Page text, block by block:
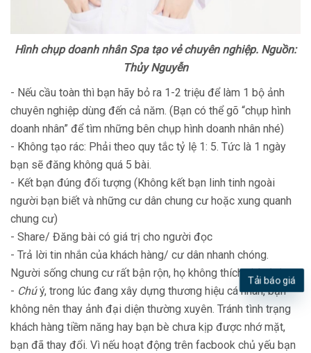
Hình chụp doanh nhân Spa tạo vẻ chuyên nghiệp. Nguồn:
Thủy Nguyễn
- Nếu cầu toàn thì bạn hãy bỏ ra 1-2 triệu để làm 1 bộ ảnh
chuyên nghiệp dùng đến cả năm. (Bạn có thể gõ “chụp hình
doanh nhân” để tìm những bên chụp hình doanh nhân nhé)
- Không tạo rác: Phải theo quy tắc tỷ lệ 1: 5. Tức là 1 ngày
bạn sẽ đăng không quá 5 bài.
- Kết bạn đúng đối tượng (Không kết bạn linh tinh ngoài
người bạn biết và những cư dân chung cư hoặc xung quanh
chung cư)
- Share/ Đăng bài có giá trị cho người đọc
- Trả lời tin nhắn của khách hàng/ cư dân nhanh chóng.
Người sống chung cư rất bận rộn, họ không thích chờ đợi
- Chúý, trong lúc đang xây dựng thương hiệu cá nhân, bạn
không nên thay ảnh đại diện thường xuyên. Tránh tình trạng
khách hàng tiềm năng hay bạn bè chưa kịp được nhớ mặt,
bạn đã thay đổi. Vì nếu hoạt động trên facbook chủ yếu bạn
Tải báo giá